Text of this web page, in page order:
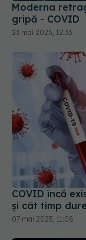
Moderna
gripă - COVID
23 mai 2025, 12:33
COVID încă
și cât timp
07 mai 2025, 11:08